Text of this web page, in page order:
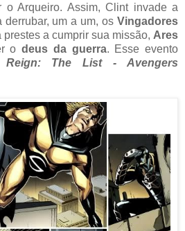
Arqueiro. Assim, Clint invade a
derrubar, um a um, osVingadores
prestes a cumprir sua missão, Ares
odeus da guerra. Esse evento
Reign: The List - Avengers